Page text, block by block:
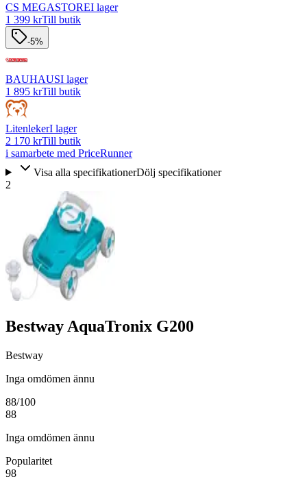
CS MEGASTOREI lager
1 399 krTill butik
-5%
BAUHAUSI lager
1 895 krTill butik
LitenlekerI lager
2 170 krTill butik
i samarbete med PriceRunner
Visa alla specifikationerDölj specifikationer
2
Bestway AquaTronix G200
Bestway
Inga omdömen ännu
88/100
88
Inga omdömen ännu
Popularitet
98